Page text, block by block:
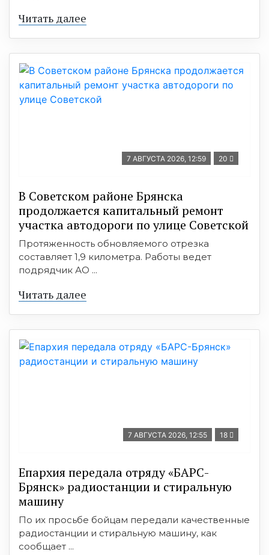
Читать далее
7 АВГУСТА 2026, 12:59 20
В Советском районе Брянска
продолжается капитальный ремонт
участка автодороги по улице Советской
Протяженность обновляемого отрезка
составляет 1,9 километра. Работы ведет
подрядчик АО ...
Читать далее
7 АВГУСТА 2026, 12:55 18
Епархия передала отряду «БАРС-
Брянск» радиостанции и стиральную
машину
По их просьбе бойцам передали качественные
радиостанции и стиральную машину, как
сообщает ...